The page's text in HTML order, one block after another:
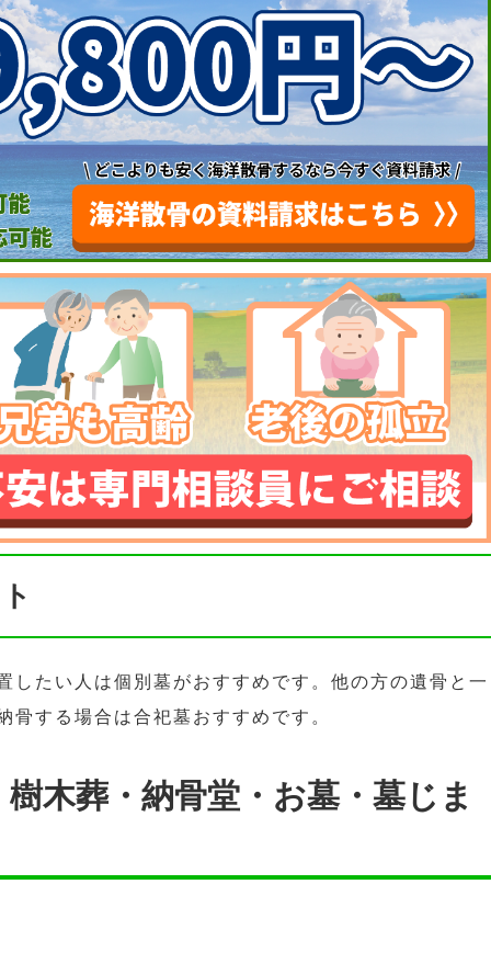
したい人は個別墓がおすすめです。他の方の遺骨と一
骨する場合は合祀墓おすすめです。
木葬・納骨堂・お墓・墓じま